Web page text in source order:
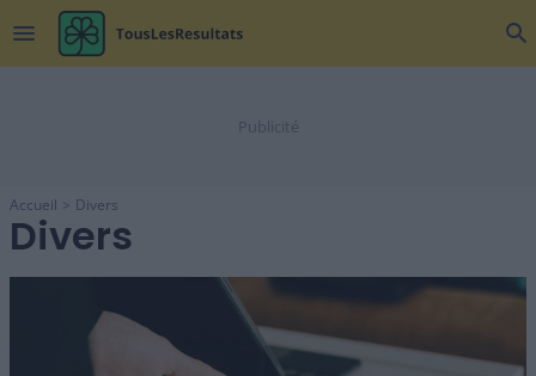
menu search
Accueil Divers
Divers